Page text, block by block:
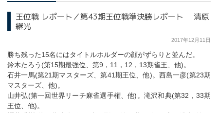
王位戦 レポート／第43期王位戦準決勝レポート 清原
継光
2017年12月11日
勝ち残った15名にはタイトルホルダーの顔がずらりと並んだ。
鈴木たろう(第15期最強位、第9，11，12，13期雀王、他)。
石井一馬(第21期マスターズ、第41期王位、他)。西島一彦(第23期
マスターズ、他)。
山井弘(第一回世界リーチ麻雀選手権、他)。滝沢和典(第32，33期
王位、他)。